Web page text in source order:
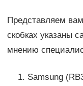
Представляем
скобках указаны
мнению
Samsung